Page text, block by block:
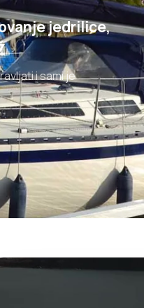
jedrilice,
i sami je